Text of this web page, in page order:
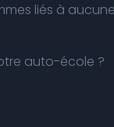
liés à aucune
auto-école ?